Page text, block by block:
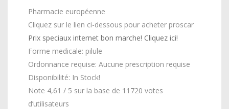
Pharmacie européenne
Cliquez sur le lien ci-dessous pour acheter proscar
Prix speciaux internet bon marche! Cliquez ici!
Forme medicale: pilule
Ordonnance requise: Aucune prescription requise
Disponibilité: In Stock!
Note 4,61 / 5 sur la base de 11720 votes
d’utilisateurs